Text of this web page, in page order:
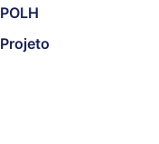
POLH
Projeto